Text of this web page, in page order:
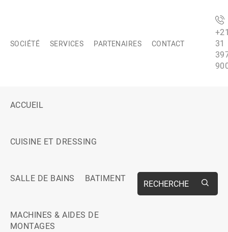
SOCIÉTÉ SERVICES PARTENAIRES CONTACT
31
ACCUEIL
CUISINE ET DRESSING
SALLE DE BAINS BATIMENT
MACHINES & AIDES DE
MONTAGES
RECHERCHE